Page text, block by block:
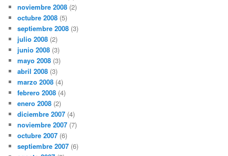
noviembre 2008 (2)
octubre 2008 (5)
septiembre 2008 (3)
julio 2008 (2)
junio 2008 (3)
mayo 2008 (3)
abril 2008 (3)
marzo 2008 (4)
febrero 2008 (4)
enero 2008 (2)
diciembre 2007 (4)
noviembre 2007 (7)
octubre 2007 (6)
septiembre 2007 (6)